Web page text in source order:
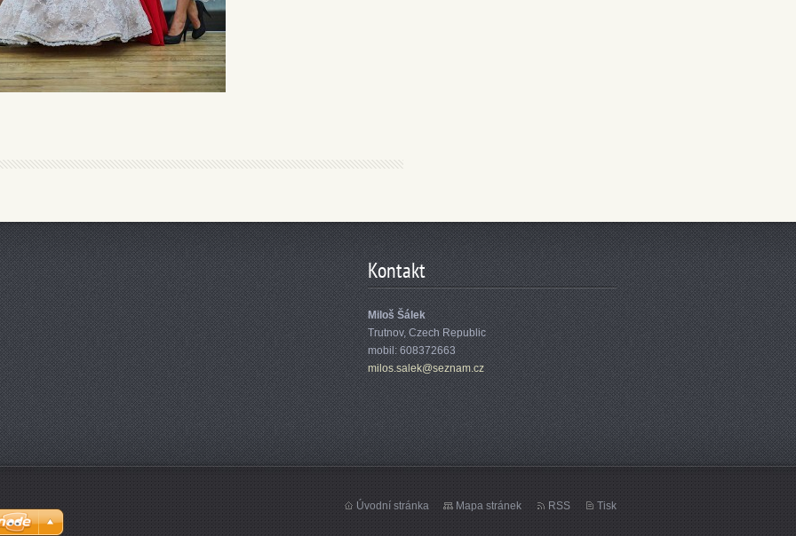
Kontakt
Miloš Šálek
Trutnov, Czech Republic
mobil: 608372663
milos.salek@seznam.cz
Úvodní stránka Mapa stránek RSS Tisk